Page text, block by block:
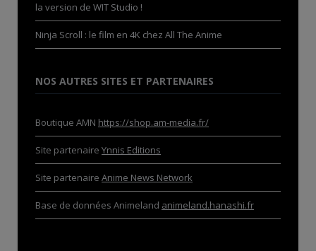
la version de WIT Studio !
Ninja Scroll : le film en 4K chez All The Anime
NOS AUTRES SITES ET PARTENAIRES
Boutique AMN https://shop.am-media.fr/
Site partenaire Ynnis Editions
Site partenaire Anime News Network
Base de données Animeland animeland.hanashi.fr